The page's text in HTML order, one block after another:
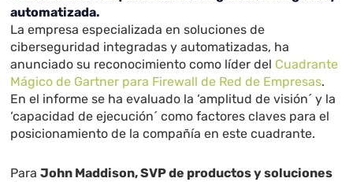
automatizada.
La empresa especializada en soluciones de
ciberseguridad integradas y automatizadas, ha
anunciado su reconocimiento como líder del Cuadrante
Mágico de Gartner para Firewall de Red de Empresas.
En el informe se ha evaluado la ‘amplitud de visión´ y la
‘capacidad de ejecución´ como factores claves para el
posicionamiento de la compañía en este cuadrante.
ParaJohn Maddison, SVP de productos y soluciones